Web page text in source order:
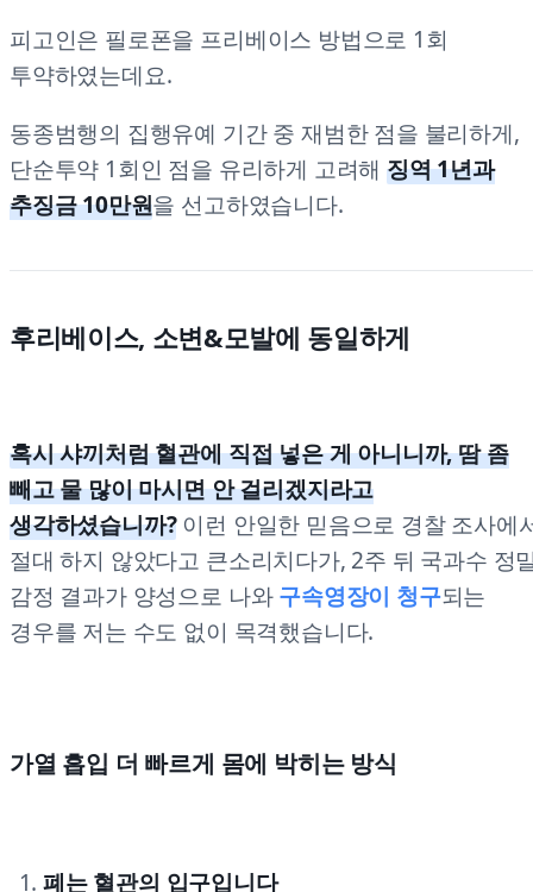
피고인은 필로폰을 프리베이스 방법으로 1회
투약하였는데요.
동종범행의 집행유예 기간 중 재범한 점을 불리하게,
단순투약 1회인 점을 유리하게 고려해징역 1년과
추징금 10만원을 선고하였습니다.
후리베이스, 소변&모발에 동일하게
혹시 샤끼처럼 혈관에 직접 넣은 게 아니니까, 땀 좀
빼고 물 많이 마시면 안 걸리겠지라고
생각하셨습니까?이런 안일한 믿음으로 경찰 조사에
절대 하지 않았다고 큰소리치다가, 2주 뒤 국과수 정
감정 결과가 양성으로 나와구속영장이 청구되는
경우를 저는 수도 없이 목격했습니다.
가열 흡입 더 빠르게 몸에 박히는 방식
폐는 혈관의 입구입니다